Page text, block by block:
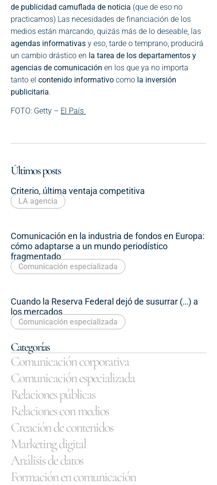
de publicidad camuflada de noticia (que de eso no
practicamos) Las necesidades de financiación de los
medios están marcando, quizás más de lo deseable, las
agendas informativas y eso, tarde o temprano, producirá
un cambio drástico en la tarea de los departamentos y
agencias de comunicaciónen los que ya no importa
tanto elcontenido informativo como la inversión
publicitaria.
FOTO: Getty – El País
Últimos posts
Criterio, última ventaja competitiva
LA agencia
Comunicación en la industria de fondos en Europa:
cómo adaptarse a un mundo periodístico
fragmentado
Comunicación especializada
Cuando la Reserva Federal dejó de susurrar (…) a
los mercados
Comunicación especializada
Categorías
Comunicación corporativa
Comunicación especializada
Relaciones públicas
Relaciones con medios
Creación de contenidos
Marketing digital
Análisis de datos
Formación en comunicación